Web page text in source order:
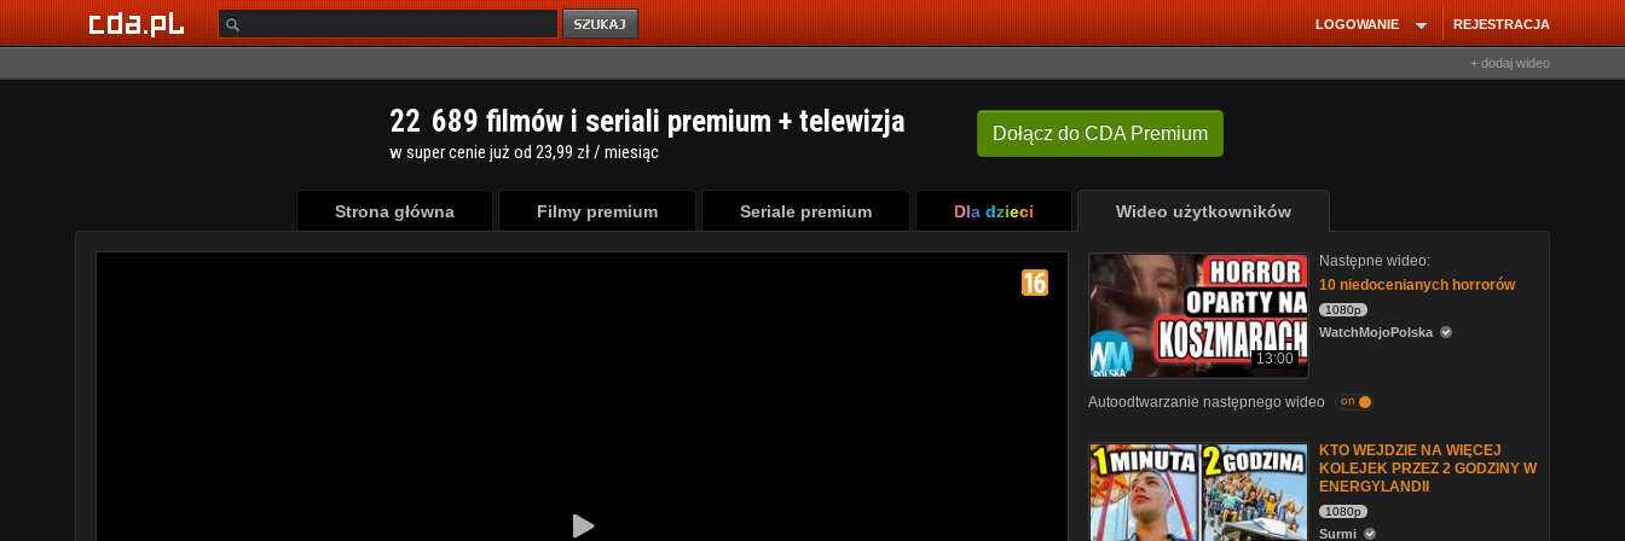
REJESTRACJA
LOGOWANIE
+ dodaj wideo
Dołącz do CDA Premium
22 689 filmów i seriali premium + telewizja
w super cenie już od 23,99 zł / miesiąc
Strona główna Filmy premium Seriale premium Dla dzieci Wideo użytkowników
13:00
Następne wideo:
10 niedocenianych horrorów
1080p
WatchMojoPolska
Autoodtwarzanie następnego wideo on
KTO WEJDZIE NA WIĘCEJ
KOLEJEK PRZEZ 2 GODZINY W
ENERGYLANDII
1080p
Surmi